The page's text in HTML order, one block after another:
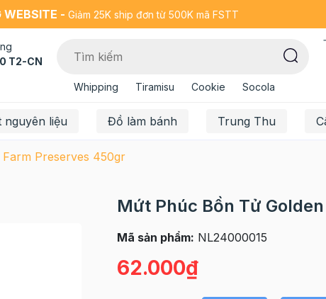
WEBSITE - Giảm 25K ship đơn từ 500K mã FSTT
T2-CN
Whipping Tiramisu Cookie Socola
nguyên liệu Đồ làm bánh Trung Thu
Preserves 450gr
Mứt Phúc Bồn Tử
Mã sản phẩm: NL24000015
62.000₫